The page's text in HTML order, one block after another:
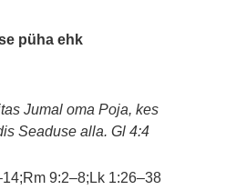
püha ehk
Jumal oma Poja, kes
Seaduse alla. Gl 4:4
9:2–8;Lk 1:26–38